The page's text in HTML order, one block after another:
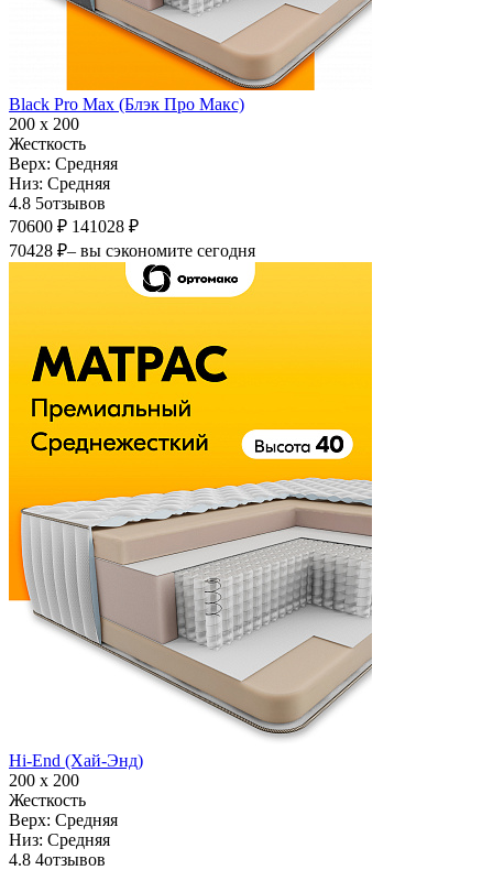
Black Pro Max (Блэк Про Макс)
200 х 200
Жесткость
Верх: Средняя
Низ: Средняя
4.8 5отзывов
70600 ₽ 141028 ₽
70428 ₽– вы сэкономите сегодня
Hi-End (Хай-Энд)
200 х 200
Жесткость
Верх: Средняя
Низ: Средняя
4.8 4отзывов